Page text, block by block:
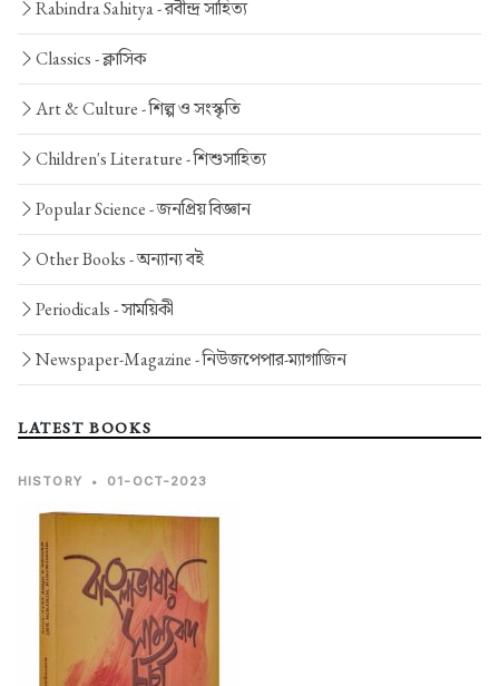
Rabindra Sahitya -রবীন্দ্র সাহিত্য
Classics -ক্লাসিক
Art & Culture -শিল্প ও সংস্কৃতি
Children's Literature -শিশুসাহিত্য
Popular Science -জনপ্রিয় বিজ্ঞান
Other Books -অন্যান্য বই
Periodicals -সাময়িকী
Newspaper-Magazine -নিউজপেপার-ম্যাগাজিন
LATEST BOOKS
HISTORY • 01-OCT-2023